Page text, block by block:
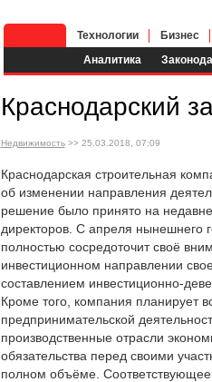
Аналитика
Технологии Бизнес
Краснодарский
Недвижимость>> 25.03.2018, 07:09
Краснодарская строительная
об изменении направления
решение было принято на
директоров. С апреля нынешнего
полностью сосредоточит своё
инвестиционном направлении
составлением инвестиционно-
Кроме того, компания планирует
предпринимательской
производственные отрасли
обязательства перед своими
полном объёме.